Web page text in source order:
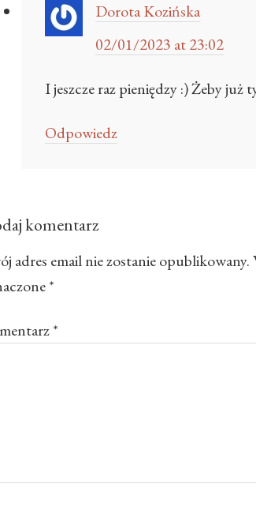
Dorota Kozińska
02/01/2023 at 23:02
I jeszcze raz pieniędzy :) Żeby już
Odpowiedz
komentarz
adres email nie zostanie opublikowany.
*
*